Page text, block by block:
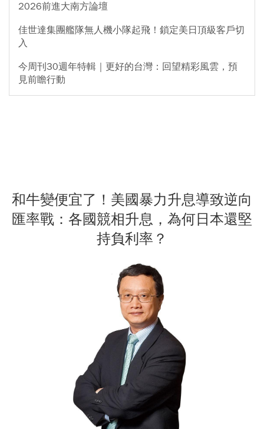
2026前進大南方論壇
佳世達集團艦隊無人機小隊起飛！鎖定美日頂級客戶切
入
今周刊30週年特輯｜更好的台灣：回望精彩風雲，預
見前瞻行動
和牛變便宜了！美國暴力升息導致逆向
匯率戰：各國競相升息，為何日本還堅
持負利率？